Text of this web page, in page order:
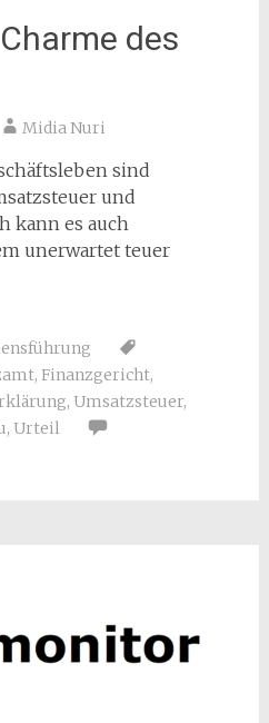
des
Midia Nuri
sind
und
kann es auch
unerwartet teuer
, Finanzgericht,
, Umsatzsteuer,
, Urteil